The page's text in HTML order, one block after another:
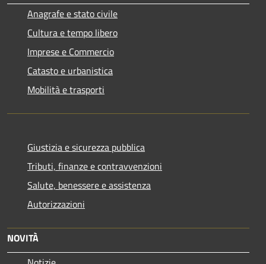
Anagrafe e stato civile
Cultura e tempo libero
Imprese e Commercio
Catasto e urbanistica
Mobilità e trasporti
Giustizia e sicurezza pubblica
Tributi, finanze e contravvenzioni
Salute, benessere e assistenza
Autorizzazioni
NOVITÀ